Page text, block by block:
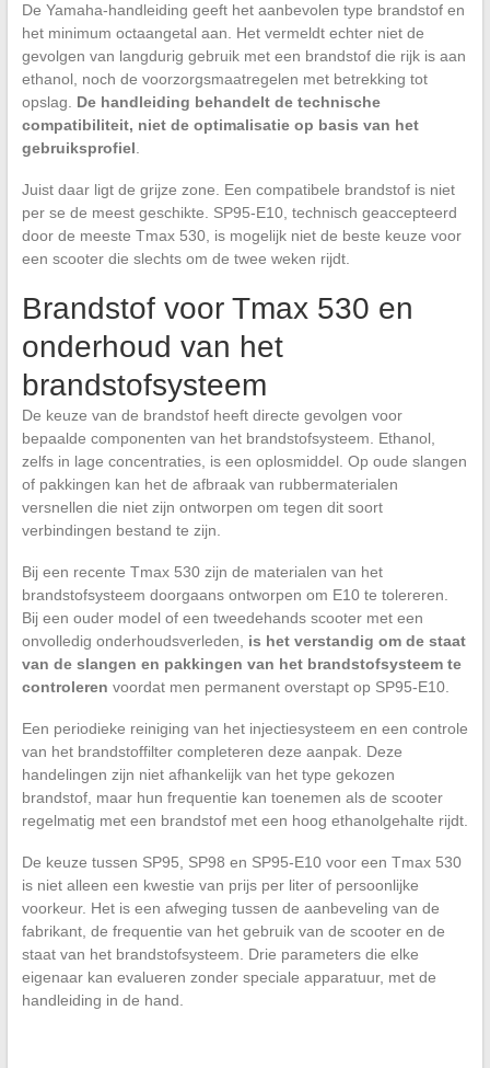
De Yamaha-handleiding geeft het aanbevolen type brandstof en
het minimum octaangetal aan. Het vermeldt echter niet de
gevolgen van langdurig gebruik met een brandstof die rijk is aan
ethanol, noch de voorzorgsmaatregelen met betrekking tot
opslag. De handleiding behandelt de technische
compatibiliteit, niet de optimalisatie op basis van het
gebruiksprofiel.
Juist daar ligt de grijze zone. Een compatibele brandstof is niet
per se de meest geschikte. SP95-E10, technisch geaccepteerd
door de meeste Tmax 530, is mogelijk niet de beste keuze voor
een scooter die slechts om de twee weken rijdt.
Brandstof voor Tmax 530 en
onderhoud van het
brandstofsysteem
De keuze van de brandstof heeft directe gevolgen voor
bepaalde componenten van het brandstofsysteem. Ethanol,
zelfs in lage concentraties, is een oplosmiddel. Op oude slangen
of pakkingen kan het de afbraak van rubbermaterialen
versnellen die niet zijn ontworpen om tegen dit soort
verbindingen bestand te zijn.
Bij een recente Tmax 530 zijn de materialen van het
brandstofsysteem doorgaans ontworpen om E10 te tolereren.
Bij een ouder model of een tweedehands scooter met een
onvolledig onderhoudsverleden, is het verstandig om de staat
van de slangen en pakkingen van het brandstofsysteem te
controleren voordat men permanent overstapt op SP95-E10.
Een periodieke reiniging van het injectiesysteem en een controle
van het brandstoffilter completeren deze aanpak. Deze
handelingen zijn niet afhankelijk van het type gekozen
brandstof, maar hun frequentie kan toenemen als de scooter
regelmatig met een brandstof met een hoog ethanolgehalte rijdt.
De keuze tussen SP95, SP98 en SP95-E10 voor een Tmax 530
is niet alleen een kwestie van prijs per liter of persoonlijke
voorkeur. Het is een afweging tussen de aanbeveling van de
fabrikant, de frequentie van het gebruik van de scooter en de
staat van het brandstofsysteem. Drie parameters die elke
eigenaar kan evalueren zonder speciale apparatuur, met de
handleiding in de hand.